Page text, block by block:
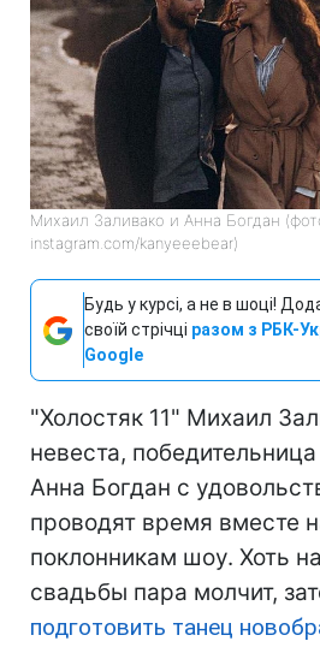
Михаил Заливако и Анна Богдан
instagram.com/kanyeeebear)
Будь у курсі, а не в шоці!
своїй стрічці разом з РБК-
Google
"Холостяк 11" Михаил
невеста,
Анна Богдан с
проводят время вместе
поклонникам шоу. Хоть
свадьбы пара молчит,
подготовить танец